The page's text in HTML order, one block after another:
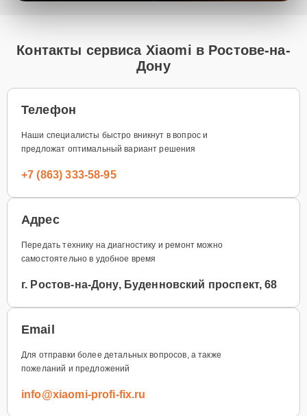
Контакты сервиса Xiaomi в Ростове-на-
Дону
Телефон
Наши специалисты быстро вникнут в вопрос и
предложат оптимальный вариант решения
+7 (863) 333-58-95
Адрес
Передать технику на диагностику и ремонт можно
самостоятельно в удобное время
г. Ростов-на-Дону, Буденновский проспект, 68
Email
Для отправки более детальных вопросов, а также
пожеланий и предложений
info@xiaomi-profi-fix.ru